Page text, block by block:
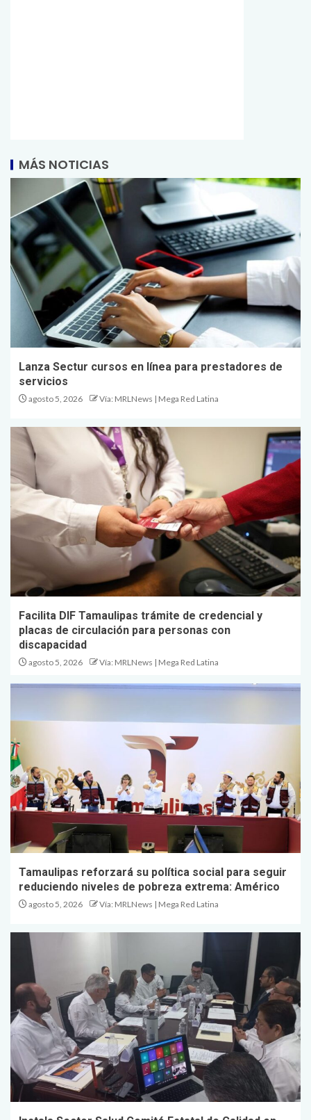
MÁS NOTICIAS
Lanza Sectur cursos en línea para prestadores de
servicios
agosto 5, 2026 Vía: MRLNews | Mega Red Latina
Facilita DIF Tamaulipas trámite de credencial y
placas de circulación para personas con
discapacidad
agosto 5, 2026 Vía: MRLNews | Mega Red Latina
Tamaulipas reforzará su política social para seguir
reduciendo niveles de pobreza extrema: Américo
agosto 5, 2026 Vía: MRLNews | Mega Red Latina